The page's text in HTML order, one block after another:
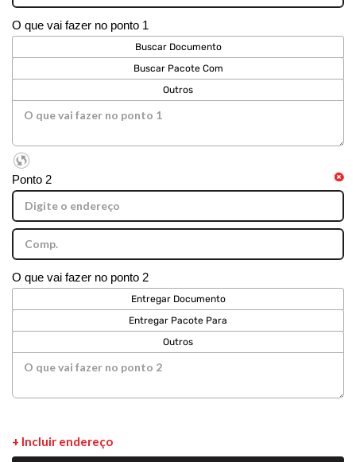
O que vai fazer no ponto 1
Buscar Documento
Buscar Pacote Com
Outros
Ponto 2
O que vai fazer no ponto 2
Entregar Documento
Entregar Pacote Para
Outros
+ Incluir endereço